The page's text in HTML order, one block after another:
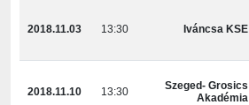
2018.11.03 13:30 Iváncsa KSE
2018.11.10 13:30
Szeged- Grosics
Akadémia